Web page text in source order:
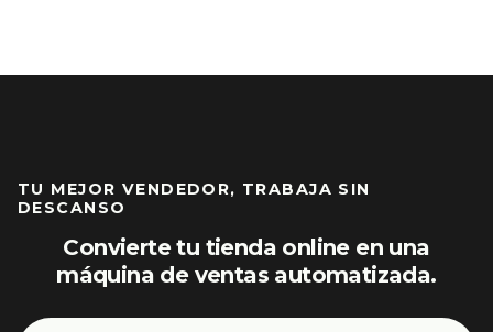
TU MEJOR VENDEDOR, TRABAJA SIN
DESCANSO
Convierte tu tienda online en una
máquina de ventas automatizada.